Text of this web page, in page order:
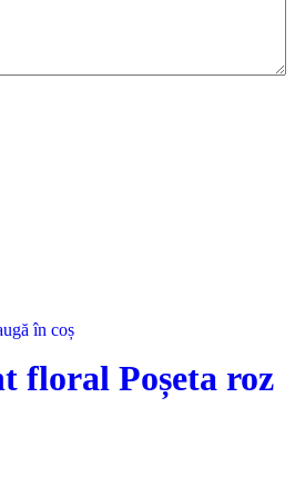
în coș
floral Poșeta roz